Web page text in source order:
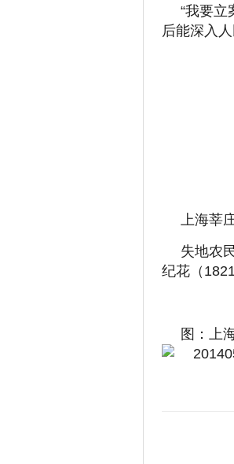
“我要立
后能深入
上海莘
失地农
纪花（
图：上